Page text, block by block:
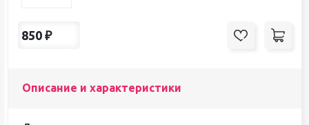
850 ₽
Описание и характеристики